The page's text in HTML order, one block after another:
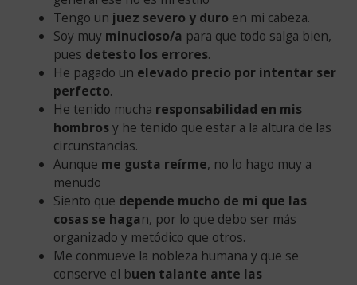
Tengo un juez severo y duro en mi cabeza.
Soy muy minucioso/a para que todo salga bien,
pues detesto los errores.
He pagado un elevado precio por intentar ser
perfecto.
He tenido mucha responsabilidad en mis
hombrosy he tenido que estar a la altura de las
circunstancias.
Aunque me gusta reírme, no lo hago muy a
menudo
Siento que depende mucho de mi que las
cosas se hagan, por lo que debo ser más
organizado y metódico que otros.
Me conmueve la nobleza humana y que se
conserve el buen talante ante las